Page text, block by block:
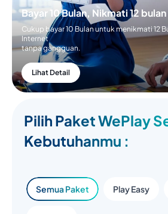
Bayar 10 Bulan, Nikmati 12
Cukup bayar 10 Bulan untuk menikmati 12
Internet
tanpa gangguan.
Lihat Detail
Pilih Paket WePlay
Kebutuhanmu :
Semua Paket Play Easy